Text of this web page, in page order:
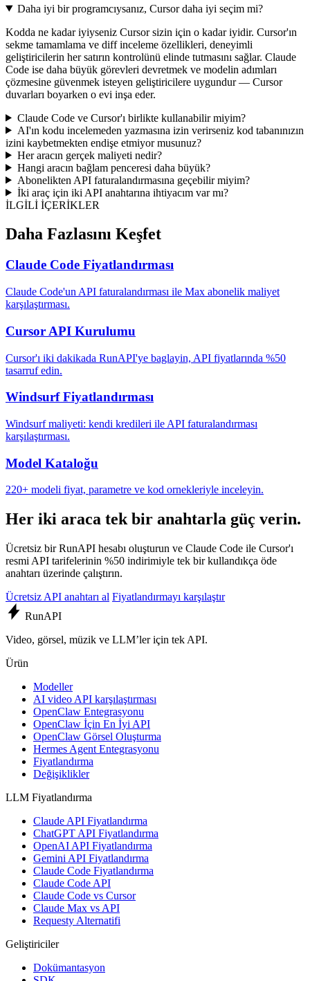
Daha iyi bir programcıysanız, Cursor daha iyi seçim mi?
Kodda ne kadar iyiyseniz Cursor sizin için o kadar iyidir. Cursor'ın
sekme tamamlama ve diff inceleme özellikleri, deneyimli
geliştiricilerin her satırın kontrolünü elinde tutmasını sağlar. Claude
Code ise daha büyük görevleri devretmek ve modelin adımları
çözmesine güvenmek isteyen geliştiricilere uygundur — Cursor
duvarları boyarken o evi inşa eder.
Claude Code ve Cursor'ı birlikte kullanabilir miyim?
AI'ın kodu incelemeden yazmasına izin verirseniz kod tabanınızın
izini kaybetmekten endişe etmiyor musunuz?
Her aracın gerçek maliyeti nedir?
Hangi aracın bağlam penceresi daha büyük?
Abonelikten API faturalandırmasına geçebilir miyim?
İki araç için iki API anahtarına ihtiyacım var mı?
İLGİLİ İÇERİKLER
Daha Fazlasını Keşfet
Claude Code Fiyatlandırması
Claude Code'un API faturalandırması ile Max abonelik maliyet
karşılaştırması.
Cursor API Kurulumu
Cursor'ı iki dakikada RunAPI'ye baglayin, API fiyatlarında %50
tasarruf edin.
Windsurf Fiyatlandırması
Windsurf maliyeti: kendi kredileri ile API faturalandırması
karşılaştırması.
Model Kataloğu
220+ modeli fiyat, parametre ve kod ornekleriyle inceleyin.
Her iki araca tek bir anahtarla güç verin.
Ücretsiz bir RunAPI hesabı oluşturun ve Claude Code ile Cursor'ı
resmi API tarifelerinin %50 indirimiyle tek bir kullandıkça öde
anahtarı üzerinde çalıştırın.
Ücretsiz API anahtarı al Fiyatlandırmayı karşılaştır
RunAPI
Video, görsel, müzik ve LLM’ler için tek API.
Ürün
Modeller
AI video API karşılaştırması
OpenClaw Entegrasyonu
OpenClaw İçin En İyi API
OpenClaw Görsel Oluşturma
Hermes Agent Entegrasyonu
Fiyatlandırma
Değişiklikler
LLM Fiyatlandırma
Claude API Fiyatlandırma
ChatGPT API Fiyatlandırma
OpenAI API Fiyatlandırma
Gemini API Fiyatlandırma
Claude Code Fiyatlandırma
Claude Code API
Claude Code vs Cursor
Claude Max vs API
Requesty Alternatifi
Geliştiriciler
Dokümantasyon